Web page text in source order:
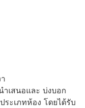
เสนอและ บ่งบอก
ะเภทห้อง โดยได้รับ